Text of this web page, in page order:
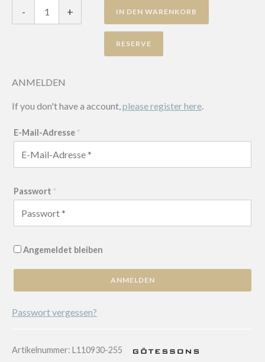
-
Ice
Menge
+ IN DEN WARENKORB
ANMELDEN
If you don't have a account,please register here.
E-Mail-Adresse *
Passwort *
Angemeldet bleiben
ANMELDEN
Passwort vergessen?
Artikelnummer: L110930-255